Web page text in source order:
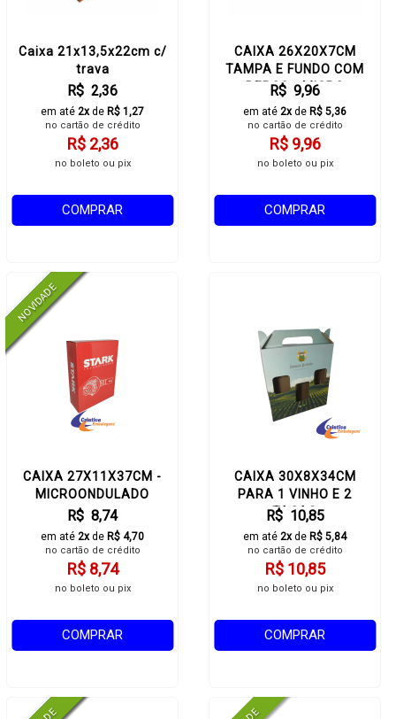
Caixa 21x13,5x22cm c/
trava
R$ 2,36
em até 2xde R$ 1,27
no cartão de crédito
R$ 2,36
no boleto ou pix
COMPRAR
CAIXA 26X20X7CM
TAMPA E FUNDO COM
BERÇO - MICRO
ACOPLADO
R$ 9,96
em até 2xde R$ 5,36
no cartão de crédito
R$ 9,96
no boleto ou pix
COMPRAR
CAIXA 27X11X37CM -
MICROONDULADO
R$ 8,74
em até 2xde R$ 4,70
no cartão de crédito
R$ 8,74
no boleto ou pix
COMPRAR
CAIXA 30X8X34CM
PARA 1 VINHO E 2
TAÇAS
R$ 10,85
em até 2xde R$ 5,84
no cartão de crédito
R$ 10,85
no boleto ou pix
COMPRAR